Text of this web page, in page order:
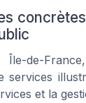
de-
services
et la